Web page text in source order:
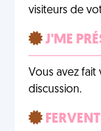
visiteurs de
J'ME
Vous avez fait
discussion.